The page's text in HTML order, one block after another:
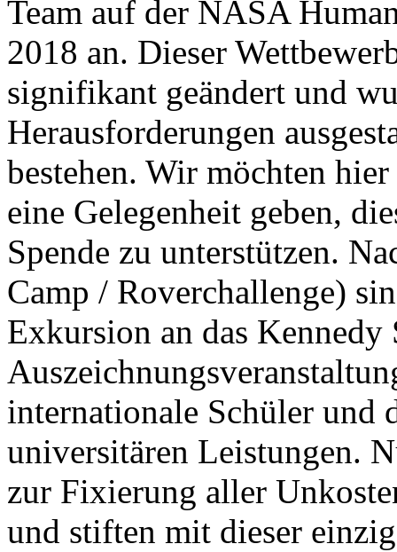
Team auf der NASA
2018 an. Dieser
signifikant geändert und
Herausforderungen
bestehen. Wir möchten
eine Gelegenheit geben,
Spende zu unterstützen.
Camp / Roverchallenge)
Exkursion an das Kennedy
internationale Schüler und
universitären Leistungen.
zur Fixierung aller
und stiften mit dieser